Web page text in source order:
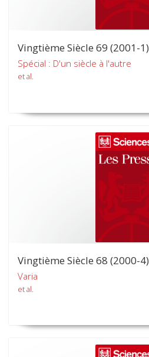
Vingtième Siècle 69 (2001-1)
Spécial : D'un siècle à l'autre
et al.
Vingtième Siècle 68 (2000-4)
Varia
et al.